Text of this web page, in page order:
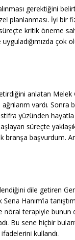
gerektiğini
planlanması. İyi bir
kritik öneme
çok
anlatan Melek
vardı. Sonra
yüzünden
süreçte
başvurdum.
dile getiren
Hanım’la
terapiyle bunun
Bu sene hiçbir
kullandı.